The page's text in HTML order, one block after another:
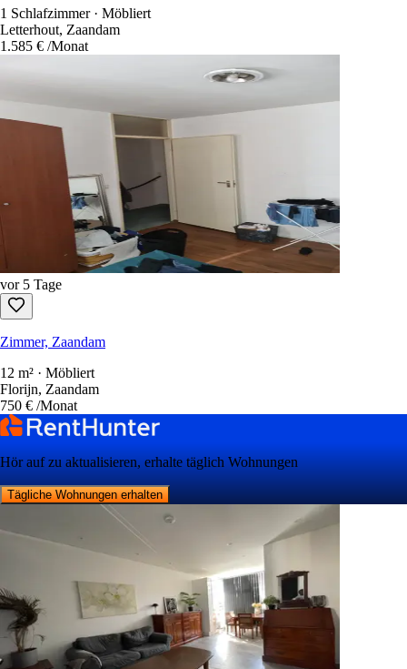
1 Schlafzimmer · Möbliert
Letterhout, Zaandam
1.585 € /Monat
vor 5 Tage
Zimmer, Zaandam
12 m² · Möbliert
Florijn, Zaandam
750 € /Monat
Hör auf zu aktualisieren, erhalte täglich Wohnungen
Tägliche Wohnungen erhalten